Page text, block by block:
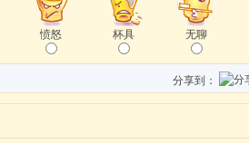
愤怒 杯具 无聊
分享到：